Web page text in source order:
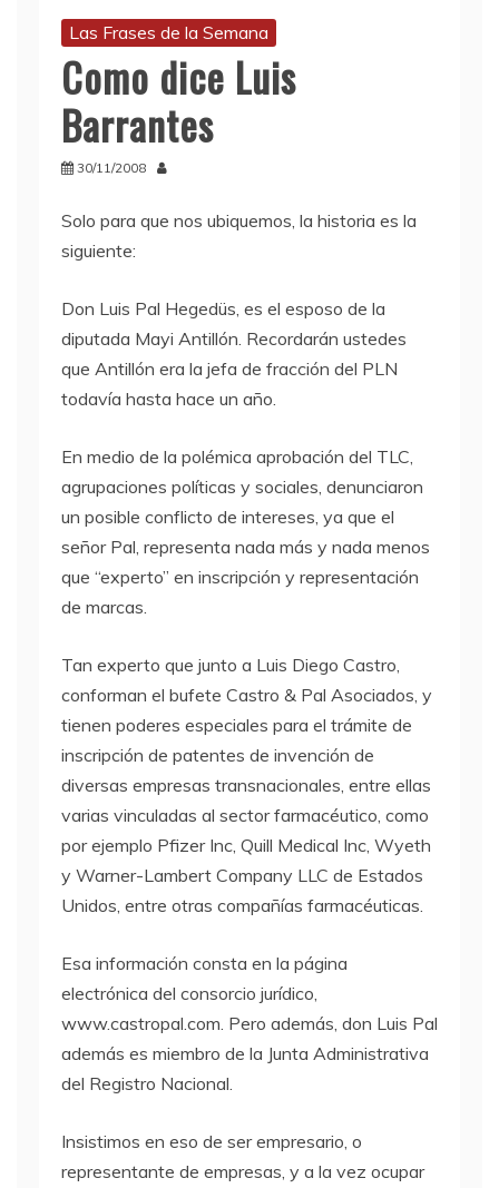
Las Frases de la Semana
Como dice Luis
Barrantes
30/11/2008
Solo para que nos ubiquemos, la historia es la
siguiente:
Don Luis Pal Hegedüs, es el esposo de la
diputada Mayi Antillón. Recordarán ustedes
que Antillón era la jefa de fracción del PLN
todavía hasta hace un año.
En medio de la polémica aprobación del TLC
agrupaciones políticas y sociales, denunciaron
un posible conflicto de intereses, ya que el
señor Pal, representa nada más y nada menos
que “experto” en inscripción y representación
de marcas.
Tan experto que junto a Luis Diego Castro,
conforman el bufete Castro & Pal Asociados, y
tienen poderes especiales para el trámite de
inscripción de patentes de invención de
diversas empresas transnacionales, entre ellas
varias vinculadas al sector farmacéutico, como
por ejemplo Pfizer Inc, Quill Medical Inc, Wyeth
y Warner-Lambert Company LLC de Estados
Unidos, entre otras compañías farmacéuticas.
Esa información consta en la página
electrónica del consorcio jurídico,
www.castropal.com. Pero además, don Luis Pal
además es miembro de la Junta Administrativa
del Registro Nacional.
Insistimos en eso de ser empresario, o
representante de empresas, y a la vez ocupar